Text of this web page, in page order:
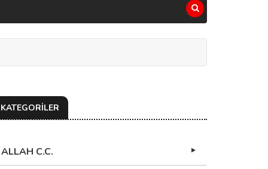
KATEGORİLER
ALLAH C.C.